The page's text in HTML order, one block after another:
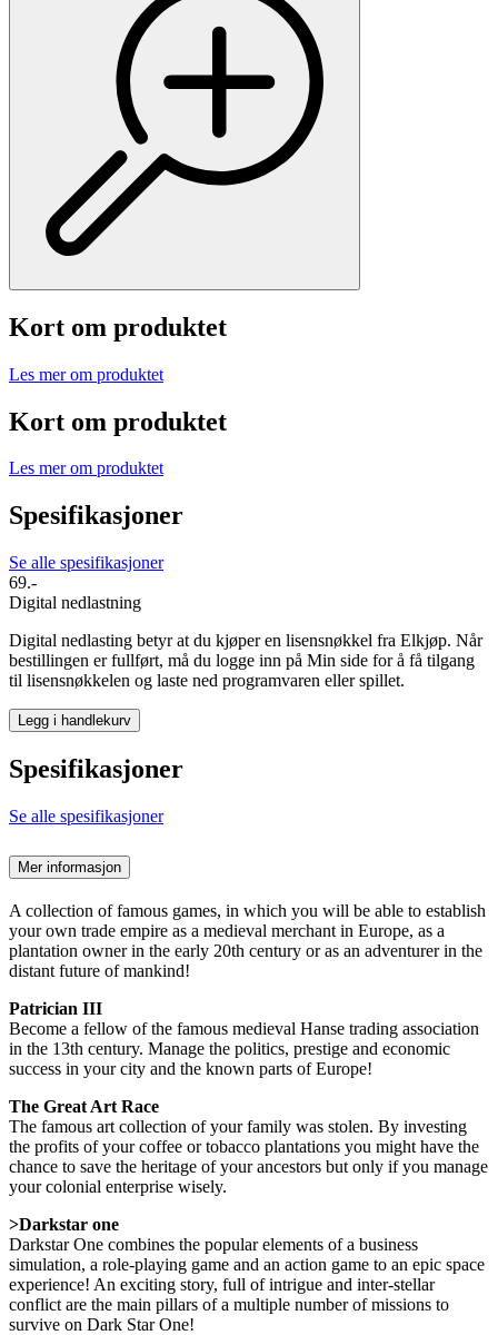
Kort om produktet
Les mer om produktet
Kort om produktet
Les mer om produktet
Spesifikasjoner
Se alle spesifikasjoner
69.-
Digital nedlastning
Digital nedlasting betyr at du kjøper en lisensnøkkel fra Elkjøp. Når
bestillingen er fullført, må du logge inn på Min side for å få tilgang
til lisensnøkkelen og laste ned programvaren eller spillet.
Legg i handlekurv
Spesifikasjoner
Se alle spesifikasjoner
Mer informasjon
A collection of famous games, in which you will be able to establish
your own trade empire as a medieval merchant in Europe, as a
plantation owner in the early 20th century or as an adventurer in the
distant future of mankind!
Patrician III
Become a fellow of the famous medieval Hanse trading association
in the 13th century. Manage the politics, prestige and economic
success in your city and the known parts of Europe!
The Great Art Race
The famous art collection of your family was stolen. By investing
the profits of your coffee or tobacco plantations you might have the
chance to save the heritage of your ancestors but only if you manage
your colonial enterprise wisely.
>Darkstar one
Darkstar One combines the popular elements of a business
simulation, a role-playing game and an action game to an epic space
experience! An exciting story, full of intrigue and inter-stellar
conflict are the main pillars of a multiple number of missions to
survive on Dark Star One!